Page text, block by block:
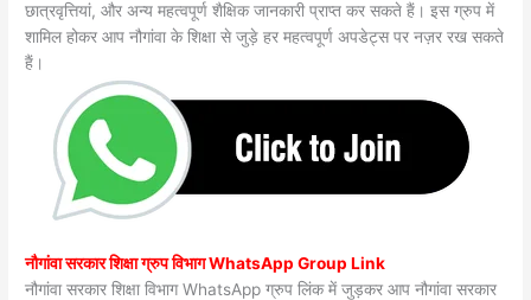
छात्रवृत्तियां, और अन्य महत्वपूर्ण शैक्षिक जानकारी प्राप्त कर सकते हैं। इस ग्रुप में
शामिल होकर आप नौगांवा के शिक्षा से जुड़े हर महत्वपूर्ण अपडेट्स पर नज़र रख सकते
हैं।
नौगांवा सरकार शिक्षा ग्रुप विभाग WhatsApp Group Link
नौगांवा सरकार शिक्षा विभाग WhatsApp ग्रुप लिंक में जुड़कर आप नौगांवा सरकार